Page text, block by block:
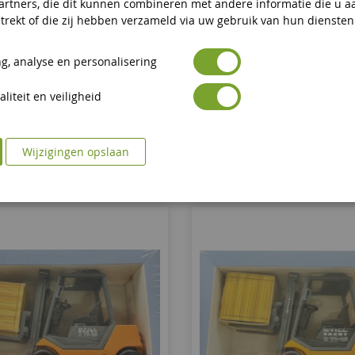
- JUNGHEINRICH Swift It Heftruck
CON2976
€ 34,90
GEBRUIKT - CLARK Heftruck,
Deutsche
die dit kunnen combineren met andere informatie die u
of die zij hebben verzameld via uw gebruik van hun
analyse en personalisering
en veiligheid
Wijzigingen opslaan